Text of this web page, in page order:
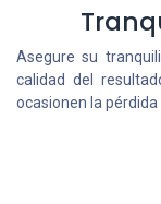
Asegure su
calidad del
ocasionen la pérdida